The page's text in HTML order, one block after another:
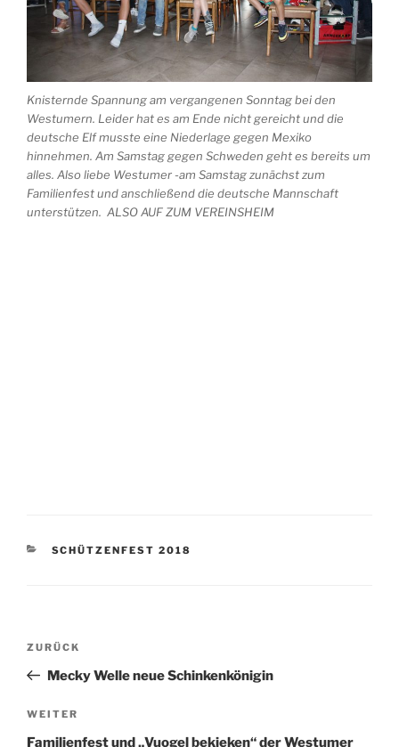
Knisternde Spannung am vergangenen Sonntag bei den
Westumern. Leider hat es am Ende nicht gereicht und die
deutsche Elf musste eine Niederlage gegen Mexiko
hinnehmen. Am Samstag gegen Schweden geht es bereits um
alles. Also liebe Westumer -am Samstag zunächst zum
Familienfest und anschließend die deutsche Mannschaft
unterstützen. ALSO AUF ZUM VEREINSHEIM
KATEGORIEN
SCHÜTZENFEST 2018
Beitragsnavigation
Vorheriger
Beitrag
ZURÜCK
Mecky Welle neue Schinkenkönigin
Nächster
Beitrag
WEITER
Familienfest und „Vuogel bekieken“ der Westumer